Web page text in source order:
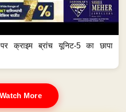
क्राइम ब्रांच यूनिट-5 का छापा
Watch More